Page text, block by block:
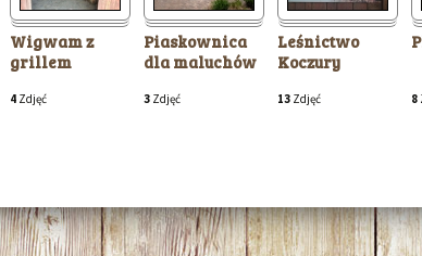
Wigwam z
grillem
4 Zdjęć
Piaskownica
dla maluchów
3 Zdjęć
Leśnictwo
Koczury
13 Zdjęć 8